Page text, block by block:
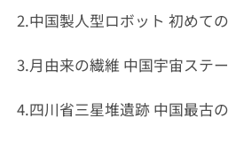
2.中国製人型ロボット 初めて
3.月由来の繊維 中国宇宙ステ
4.四川省三星堆遺跡 中国最古